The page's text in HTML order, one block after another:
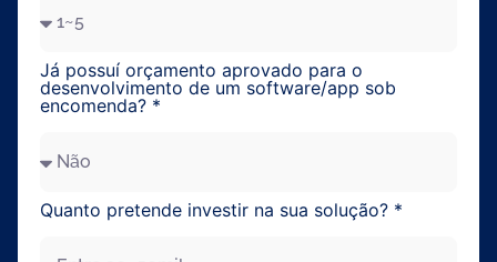
Já possuí orçamento aprovado para o
desenvolvimento de um software/app sob
encomenda? *
Quanto pretende investir na sua solução? *